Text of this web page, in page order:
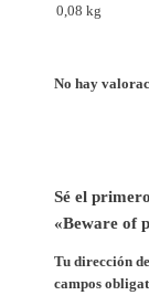
0,08 kg
No hay
Sé el
«Beware of
Tu dirección
campos